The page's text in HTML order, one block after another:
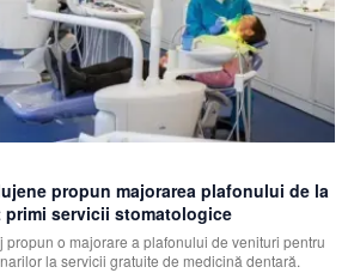
propun majorarea plafonului de la
servicii stomatologice
o majorare a plafonului de venituri pentru
la servicii gratuite de medicină dentară.